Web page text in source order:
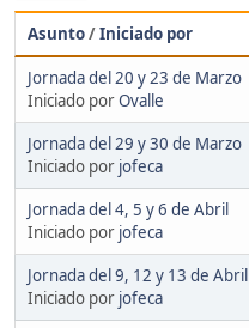
Asunto/Iniciado por
Jornada del 20 y 23 de Marzo
Iniciado porOvalle
Jornada del 29 y 30 de Marzo
Iniciado por jofeca
Jornada del 4, 5 y 6 de Abril
Iniciado por jofeca
Jornada del 9, 12 y 13 de Abril
Iniciado por jofeca